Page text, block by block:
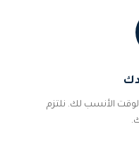
الأنسب لك. نلتزم